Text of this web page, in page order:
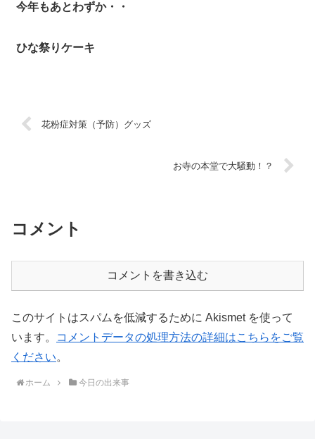
今年もあとわずか・・
ひな祭りケーキ
花粉症対策（予防）グッズ
お寺の本堂で大騒動！？
コメント
コメントを書き込む
このサイトはスパムを低減するために Akismet を使って
います。
コメントデータの処理方法の詳細はこちらをご覧
ください。
ホーム 今日の出来事